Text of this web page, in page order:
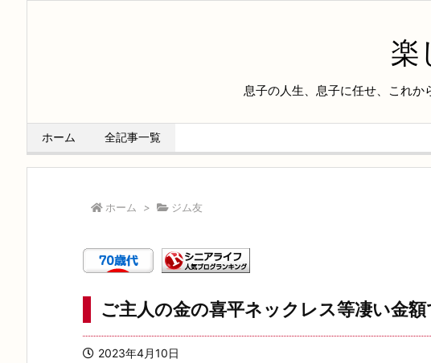
楽
息子の人生、息子に任せ、これか
ホーム 全記事一覧
ホーム > ジム友
ご主人の金の喜平ネックレス等凄い金額
2023年4月10日